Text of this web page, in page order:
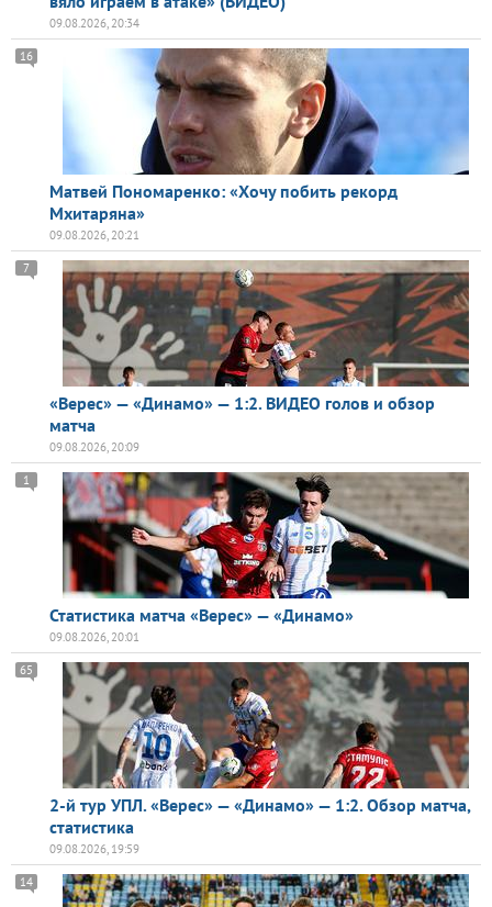
09.08.2026, 20:34
Матвей Пономаренко: «Хочу побить рекорд
Мхитаряна»
16
09.08.2026, 20:21
«Верес» — «Динамо» — 1:2. ВИДЕО голов и обзор
матча
7
09.08.2026, 20:09
Статистика матча «Верес» — «Динамо»
1
09.08.2026, 20:01
2-й тур УПЛ. «Верес» — «Динамо» — 1:2. Обзор матча,
статистика
65
09.08.2026, 19:59
14